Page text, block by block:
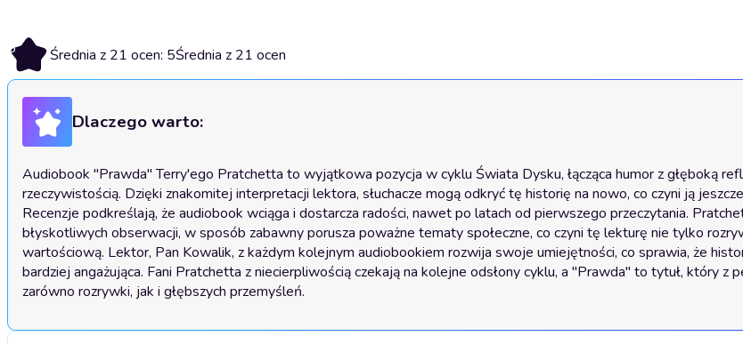
5 Średnia z 21 ocen: 5Średnia z 21 ocen
Dlaczego warto:
Audiobook "Prawda" Terry'ego Pratchetta to wyjątkowa pozycja w cyklu Świata Dysku, łącząca humor z głęboką
rzeczywistością. Dzięki znakomitej interpretacji lektora, słuchacze mogą odkryć tę historię na nowo, co czyni ją
Recenzje podkreślają, że audiobook wciąga i dostarcza radości, nawet po latach od pierwszego przeczytania.
błyskotliwych obserwacji, w sposób zabawny porusza poważne tematy społeczne, co czyni tę lekturę nie tylko
wartościową. Lektor, Pan Kowalik, z każdym kolejnym audiobookiem rozwija swoje umiejętności, co sprawia, że
bardziej angażująca. Fani Pratchetta z niecierpliwością czekają na kolejne odsłony cyklu, a "Prawda" to tytuł, który z
zarówno rozrywki, jak i głębszych przemyśleń.